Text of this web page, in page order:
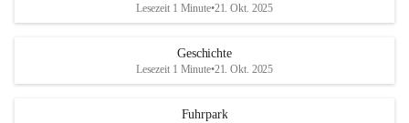
e
Im Anschluss an die technische Übung wurde noch die Bekämpfung
der richtige Umgang mit Handfeuerlöschern besprochen und praktisch
+4
Lesezeit 1 Minute•21. Okt. 2025
Geschichte
Lesezeit 1 Minute•21. Okt. 2025
Fuhrpark